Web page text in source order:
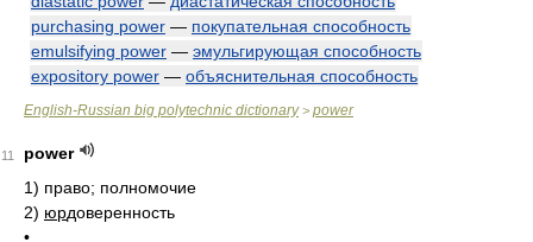
purchasing power — покупательная способность
emulsifying power — эмульгирующая способность
expository power — объяснительная способность
English-Russian big polytechnic dictionary> power
11
power
1) право; полномочие
2) юрдоверенность
•